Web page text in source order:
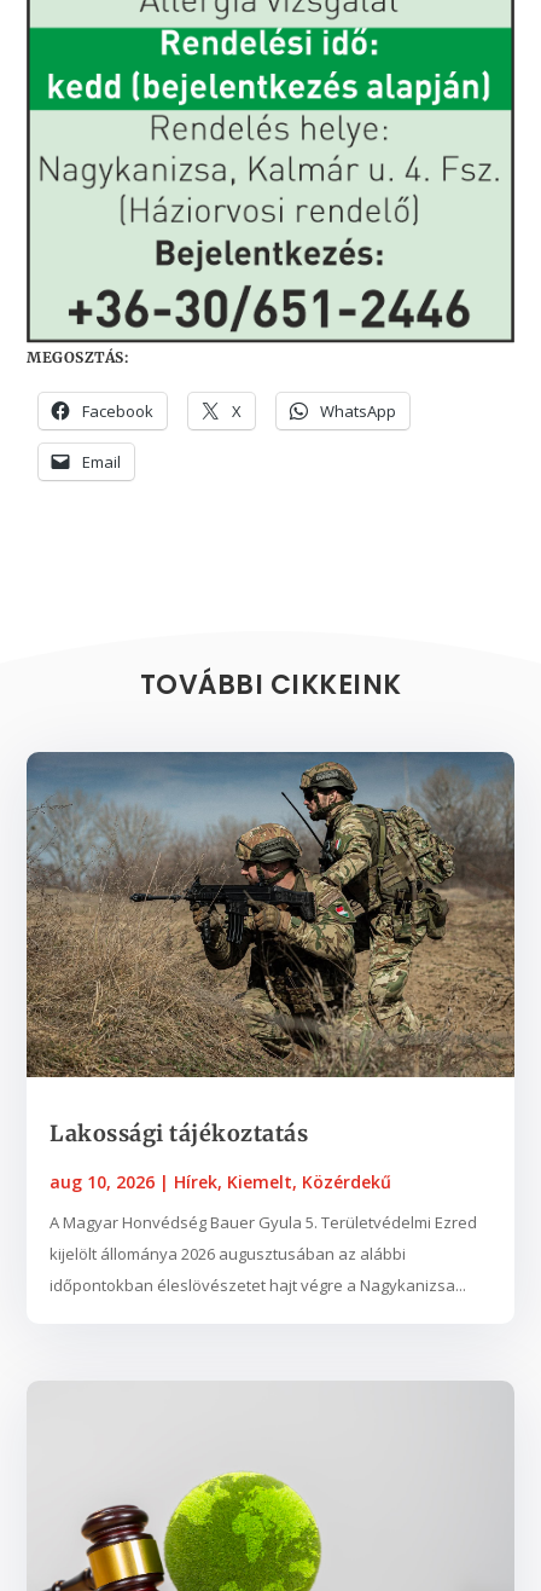
MEGOSZTÁS:
Facebook X WhatsApp
Email
TOVÁBBI CIKKEINK
Lakossági tájékoztatás
aug 10, 2026 | Hírek, Kiemelt, Közérdekű
A Magyar Honvédség Bauer Gyula 5. Területvédelmi Ezred
kijelölt állománya 2026 augusztusában az alábbi
időpontokban éleslövészetet hajt végre a Nagykanizsa...